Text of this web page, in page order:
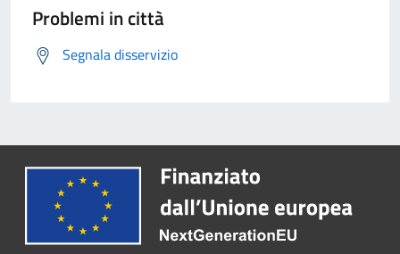
Problemi in città
Segnala disservizio